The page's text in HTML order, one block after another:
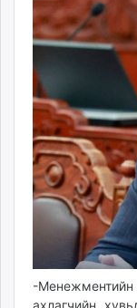
-Менежментийн
ахлагчийн